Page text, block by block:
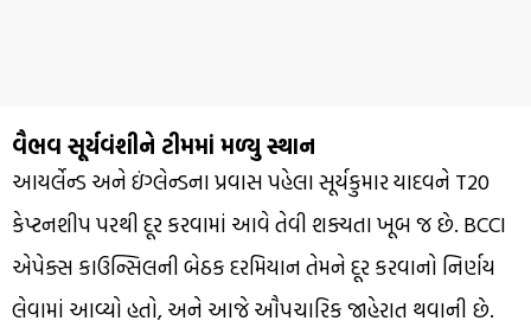
વૈભવ સૂર્યવંશીને ટીમમાં મળ્યુ સ્થાન
આયર્લેન્ડ અને ઇંગ્લેન્ડના પ્રવાસ પહેલા સૂર્યકુમાર યાદવને T20
કેપ્ટનશીપ પરથી દૂર કરવામાં આવે તેવી શક્યતા ખૂબ જ છે. BCCI
એપેક્સ કાઉન્સિલની બેઠક દરમિયાન તેમને દૂર કરવાનો નિર્ણય
લેવામાં આવ્યો હતો, અને આજે ઔપચારિક જાહેરાત થવાની છે.